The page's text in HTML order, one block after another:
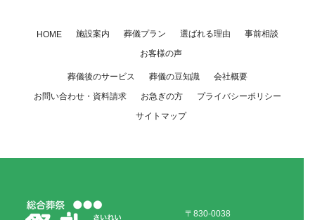
HOME 施設案内 葬儀プラン 選ばれる理由
事前相談
お客様の声
葬儀後のサービス 葬儀の豆知識
会社概要
お問い合わせ・資料請求
お急ぎの方
プライバシーポリシー
サイトマップ
〒830-0038